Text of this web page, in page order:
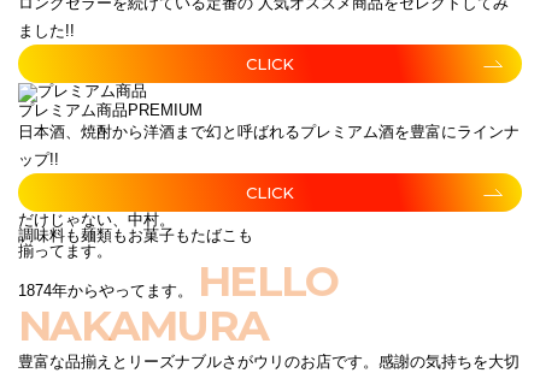
ました!!
CLICK
プレミアム商品 PREMIUM
日本酒、焼酎から洋酒まで幻と呼ばれるプレミアム酒を豊富にラインナ
ップ!!
CLICK
だけじゃない、中村。
調味料も麺類もお菓子もたばこも
揃ってます。
1874年からやってます。
HELLO
NAKAMURA
豊富な品揃えとリーズナブルさがウリのお店です。感謝の気持ちを大切